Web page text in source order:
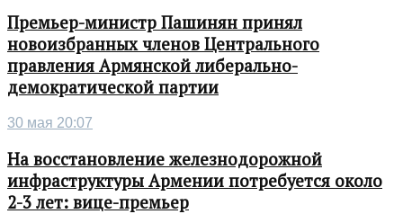
Премьер-министр Пашинян принял
новоизбранных членов Центрального
правления Армянской либерально-
демократической партии
30 мая 20:07
На восстановление железнодорожной
инфраструктуры Армении потребуется около
2-3 лет: вице-премьер